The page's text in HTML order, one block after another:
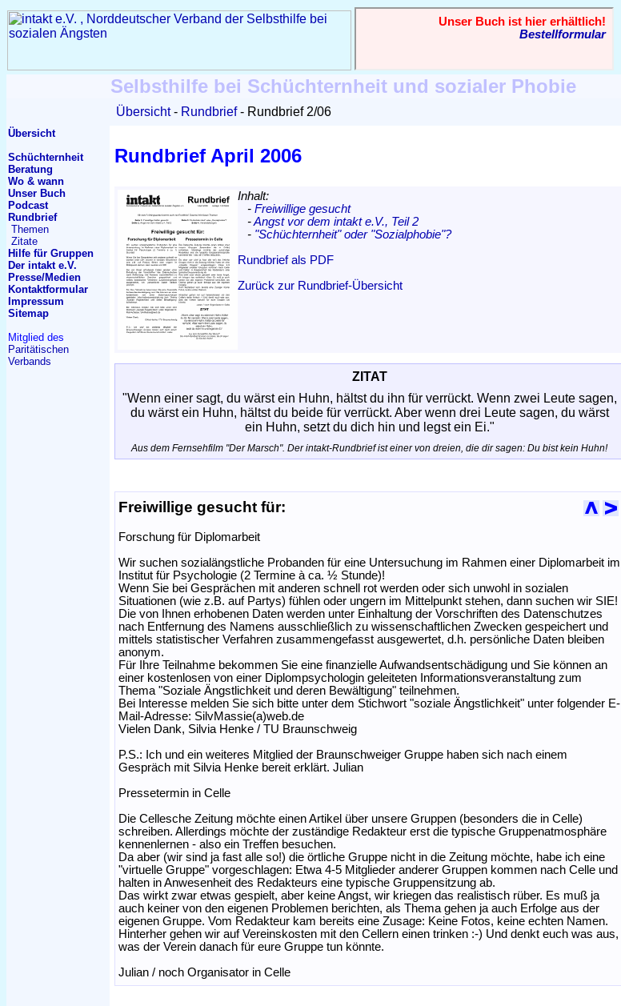
Selbsthilfe bei Schüchternheit und sozialer Phobie
Übersicht Rundbrief Rundbrief 2/06
Übersicht
Schüchternheit
Beratung
Wo & wann
Unser Buch
Podcast
Rundbrief
Themen
Zitate
Hilfe für Gruppen
Der intakt e.V.
Presse/Medien
Kontaktformular
Impressum
Sitemap
Mitglied des
Paritätischen
Verbands
Rundbrief April 2006
Inhalt:
- Freiwillige gesucht
-Angst vor dem intakt e.V., Teil 2
- "Schüchternheit" oder "Sozialphobie"?
Rundbrief als PDF
Zurück zur Rundbrief-Übersicht
ZITAT
"Wenn einer sagt, du wärst ein Huhn, hältst du ihn für verrückt. Wenn zwei Leute sagen,
du wärst ein Huhn, hältst du beide für verrückt. Aber wenn drei Leute sagen, du wärst
ein Huhn, setzt du dich hin und legst ein Ei."
Aus dem Fernsehfilm "Der Marsch". Der intakt-Rundbrief ist einer von dreien, die dir sagen: Du bist kein Huhn!
Freiwillige gesucht für:
Forschung für Diplomarbeit
Wir suchen sozialängstliche Probanden für eine Untersuchung im Rahmen einer Diplomarbeit im
Institut für Psychologie (2 Termine à ca. ½ Stunde)!
Wenn Sie bei Gesprächen mit anderen schnell rot werden oder sich unwohl in sozialen
Situationen (wie z.B. auf Partys) fühlen oder ungern im Mittelpunkt stehen, dann suchen wir SIE!
Die von Ihnen erhobenen Daten werden unter Einhaltung der Vorschriften des Datenschutzes
nach Entfernung des Namens ausschließlich zu wissenschaftlichen Zwecken gespeichert und
mittels statistischer Verfahren zusammengefasst ausgewertet, d.h. persönliche Daten bleiben
anonym.
Für Ihre Teilnahme bekommen Sie eine finanzielle Aufwandsentschädigung und Sie können an
einer kostenlosen von einer Diplompsychologin geleiteten Informationsveranstaltung zum
Thema "Soziale Ängstlichkeit und deren Bewältigung" teilnehmen.
Bei Interesse melden Sie sich bitte unter dem Stichwort "soziale Ängstlichkeit" unter folgender E-
Mail-Adresse: SilvMassie(a)web.de
Vielen Dank, Silvia Henke / TU Braunschweig
P.S.: Ich und ein weiteres Mitglied der Braunschweiger Gruppe haben sich nach einem
Gespräch mit Silvia Henke bereit erklärt. Julian
Pressetermin in Celle
Die Cellesche Zeitung möchte einen Artikel über unsere Gruppen (besonders die in Celle)
schreiben. Allerdings möchte der zuständige Redakteur erst die typische Gruppenatmosphäre
kennenlernen - also ein Treffen besuchen.
Da aber (wir sind ja fast alle so!) die örtliche Gruppe nicht in die Zeitung möchte, habe ich eine
"virtuelle Gruppe" vorgeschlagen: Etwa 4-5 Mitglieder anderer Gruppen kommen nach Celle und
halten in Anwesenheit des Redakteurs eine typische Gruppensitzung ab.
Das wirkt zwar etwas gespielt, aber keine Angst, wir kriegen das realistisch rüber. Es muß ja
auch keiner von den eigenen Problemen berichten, als Thema gehen ja auch Erfolge aus der
eigenen Gruppe. Vom Redakteur kam bereits eine Zusage: Keine Fotos, keine echten Namen.
Hinterher gehen wir auf Vereinskosten mit den Cellern einen trinken :-) Und denkt euch was aus,
was der Verein danach für eure Gruppe tun könnte.
Julian / noch Organisator in Celle